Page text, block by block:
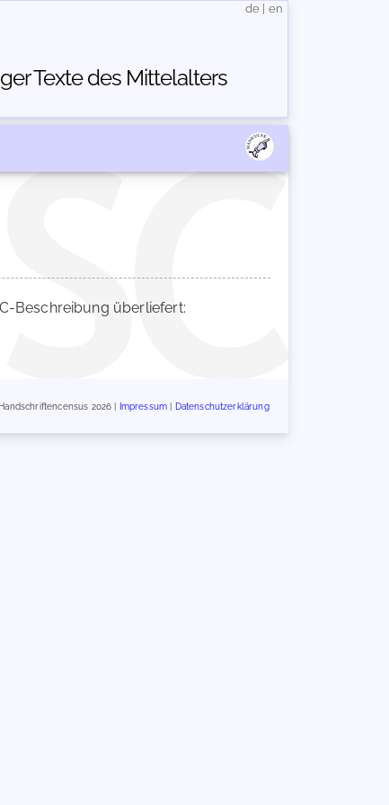
Texte des Mittelalters
de en
Beschreibung überliefert:
Handschriftencensus 2026 | Impressum Datenschutzerklärung